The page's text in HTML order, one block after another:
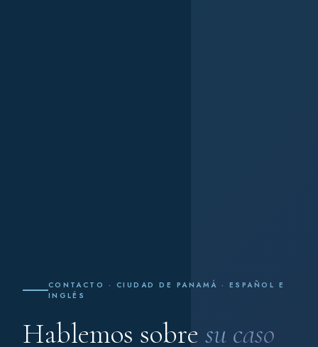
CONTACTO · CIUDAD DE PANAMÁ · ESPAÑOL E
INGLÉS
Hablemos sobre su caso